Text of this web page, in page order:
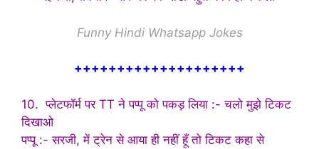
Funny Hindi Whatsapp Jokes
++++++++++++++++++++
10. प्लेटफॉर्म पर TT ने पप्पू को पकड़ लिया :- चलो मुझे टिकट
दिखाओ
पप्पू :- सरजी, में ट्रेन से आया ही नहीं हूँ तो टिकट कहा से